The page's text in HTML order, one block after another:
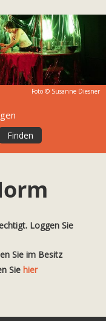
Foto © Susanne Diesner
Loggen Sie
Sie im Besitz
Sie hier